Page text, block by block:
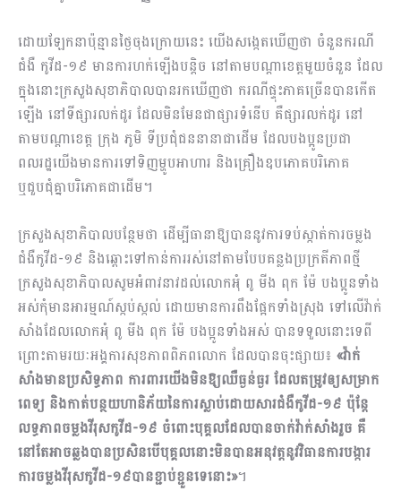
ដោយឡែកនាប៉ុន្មានថ្ងៃចុងក្រោយនេះ យើងសង្កេតឃើញថា ចំនួនករណី
ជំងឺ កូវីដ-១៩ មានការហក់ឡើងបន្តិច នៅតាមបណ្តាខេត្តមួយចំនួន ដែល
ក្នុងនោះក្រសួងសុខាភិបាលបានរកឃើញថា ករណីផ្ទុះភាគច្រើនបានកើត
ឡើង នៅទីផ្សារលក់ដូរ ដែលមិនមែនជាផ្សារទំនើប គឺផ្សារលក់ដូរ នៅ
តាមបណ្តាខេត្ត ក្រុង ភូមិ ទីប្រជុំជននានាជាដើម ដែលបងប្អូនប្រជា
ពលរដ្ឋយើងមានការទៅទិញម្ហូបអាហារ និងគ្រឿងឧបភោគបរិភោគ
ឬជួបជុំគ្នាបរិភោគជាដើម។
ក្រសួងសុខាភិបាលបន្ថែមថា ដើម្បីធានាឱ្យបាននូវការទប់ស្កាត់ការចម្លង
ជំងឺកូវីដ-១៩ និងឆ្ពោះទៅកាន់ការរស់នៅតាមបែបគន្លងប្រក្រតីភាពថ្មី
ក្រសួងសុខាភិបាលសូមអំពាវនាវដល់លោកអុំ ពូ មីង ពុក ម៉ែ បងប្អូនទាំង
អស់កុំមានអារម្មណ៍ស្កប់ស្កល់ ដោយមានការពឹងផ្អែកទាំងស្រុង ទៅលើវ៉ាក់
សាំងដែលលោកអុំ ពូ មីង ពុក ម៉ែ បងប្អូនទាំងអស់ បានទទួលនោះទេពី
ព្រោះតាមរយៈអង្គការសុខភាពពិភពលោក ដែលបានចុះផ្សាយ៖ «វ៉ាក់
សាំងមានប្រសិទ្ធភាព ការពារយើងមិនឱ្យឈឺធ្ងន់ធ្ងរ ដែលតម្រូវឲ្យសម្រាក
ពេទ្យ និងកាត់បន្ថយហានិភ័យនៃការស្លាប់ដោយសារជំងឺកូវីដ-១៩ ប៉ុន្តែ
លទ្ធភាពចម្លងវីរុសកូវីដ-១៩ ចំពោះបុគ្គលដែលបានចាក់វ៉ាក់សាំងរួច គឺ
នៅតែអាចឆ្លងបានប្រសិនបើបុគ្គលនោះមិនបានអនុវត្តនូវវិធានការបង្ការ
ការចម្លងវីរុសកូវីដ-១៩បានខ្ជាប់ខ្ជួនទេនោះ»។